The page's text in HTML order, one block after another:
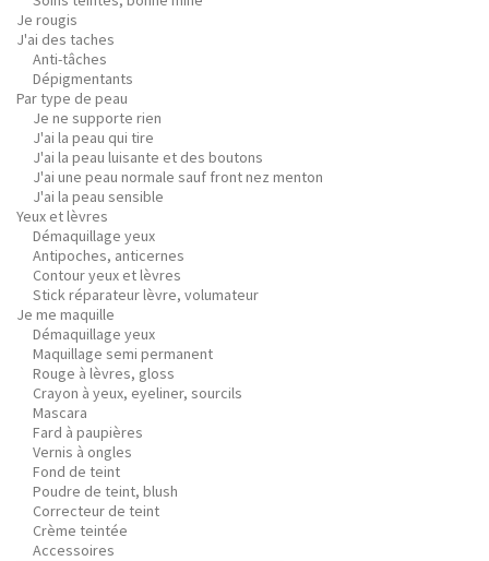
Je rougis
J'ai des taches
Anti-tâches
Dépigmentants
Par type de peau
Je ne supporte rien
J'ai la peau qui tire
J'ai la peau luisante et des boutons
J'ai une peau normale sauf front nez menton
J'ai la peau sensible
Yeux et lèvres
Démaquillage yeux
Antipoches, anticernes
Contour yeux et lèvres
Stick réparateur lèvre, volumateur
Je me maquille
Démaquillage yeux
Maquillage semi permanent
Rouge à lèvres, gloss
Crayon à yeux, eyeliner, sourcils
Mascara
Fard à paupières
Vernis à ongles
Fond de teint
Poudre de teint, blush
Correcteur de teint
Crème teintée
Accessoires